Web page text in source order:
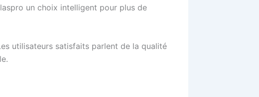
un choix intelligent pour plus de
utilisateurs satisfaits parlent de la qualité